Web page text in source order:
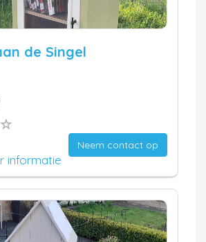
de Singel
Neem contact op
informatie